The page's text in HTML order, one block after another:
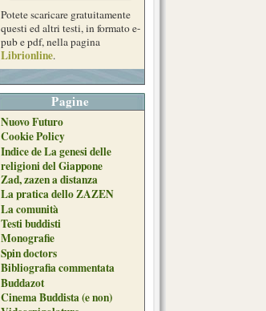
Potete scaricare gratuitamente
questi ed altri testi, in formato e-
pub e pdf, nella pagina
Librionline.
Pagine
Nuovo Futuro
Cookie Policy
Indice de La genesi delle
religioni del Giappone
Zad, zazen a distanza
La pratica dello ZAZEN
La comunità
Testi buddisti
Monografie
Spin doctors
Bibliografia commentata
Buddazot
Cinema Buddista (e non)